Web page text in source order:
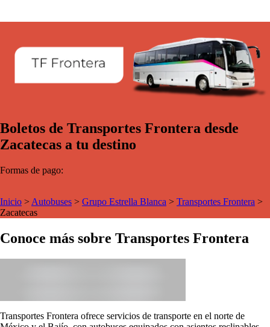
Boletos de Transportes Frontera desde
Zacatecas a tu destino
Formas de pago:
Inicio > Autobuses > Grupo Estrella Blanca > Transportes Frontera >
Zacatecas
Conoce más sobre Transportes Frontera
Transportes Frontera ofrece servicios de transporte en el norte de